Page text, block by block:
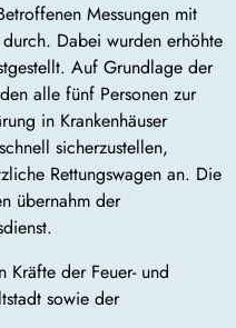
Messungen mit
Dabei wurden erhöhte
Auf Grundlage der
alle fünf Personen zur
in Krankenhäuser
sicherzustellen,
Rettungswagen an. Die
übernahm der
Kräfte der Feuer- und
sowie der